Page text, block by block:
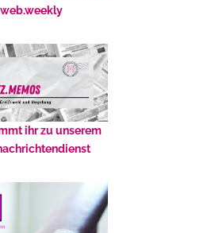
web.weekly
ihr zu unserem